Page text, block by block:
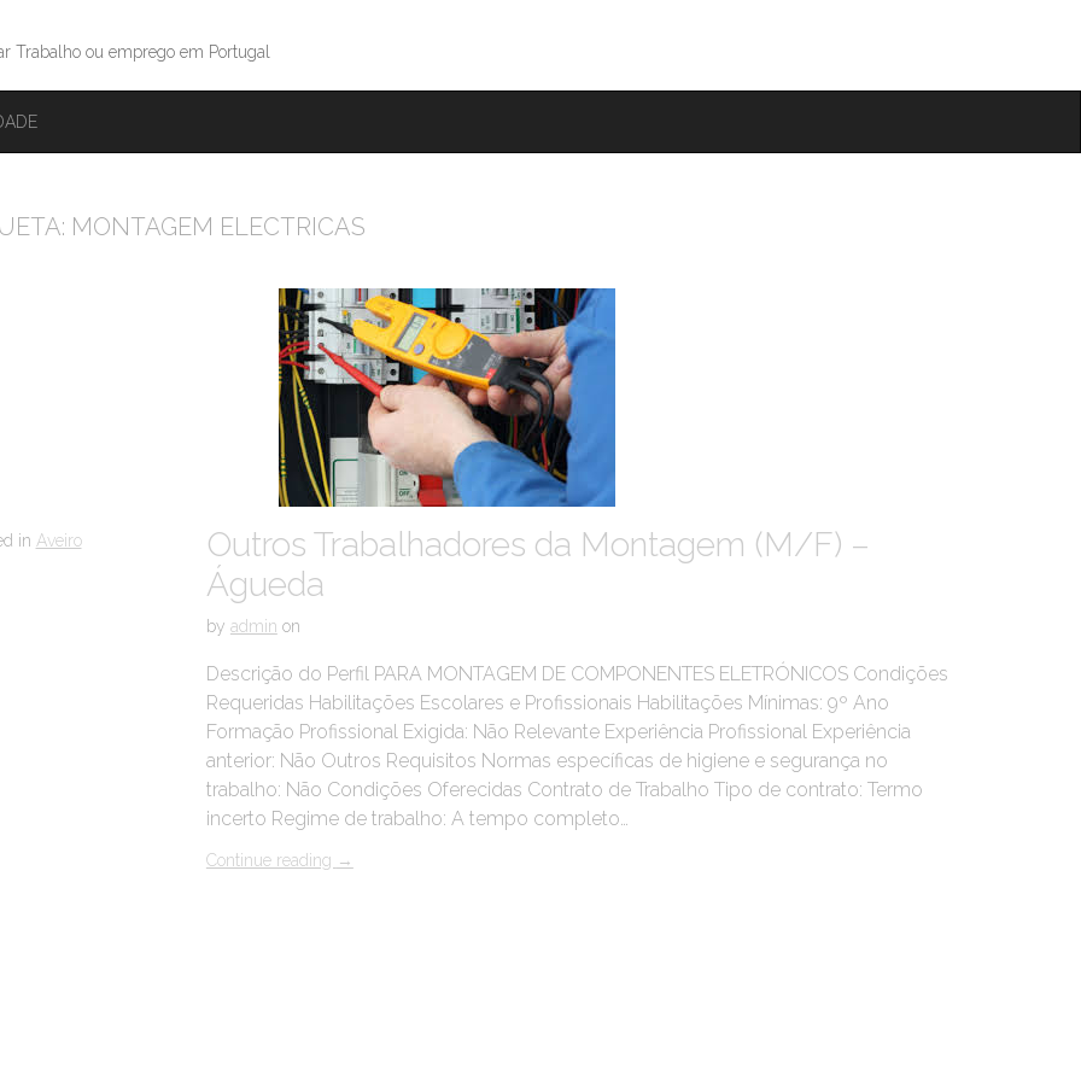
Trabalho ou emprego em Portugal
MONTAGEM ELECTRICAS
in Aveiro
Outros Trabalhadores da Montagem (M/F) –
Águeda
by admin on
Descrição do Perfil PARA MONTAGEM DE COMPONENTES ELETRÓNICOS Condições
Requeridas Habilitações Escolares e Profissionais Habilitações Mínimas: 9º Ano
Formação Profissional Exigida: Não Relevante Experiência Profissional Experiência
anterior: Não Outros Requisitos Normas específicas de higiene e segurança no
trabalho: Não Condições Oferecidas Contrato de Trabalho Tipo de contrato: Termo
incerto Regime de trabalho: A tempo completo…
Continue reading →